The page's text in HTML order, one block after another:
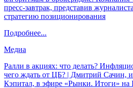
пресс-завтрак, представив
стратегию позиционирования
Подробнее...
Медиа
Ралли в акциях: что делать?
чего ждать от ЦБ? | Дмитрий Сачин,
Кэпитал, в эфире «Рынки. Итоги»